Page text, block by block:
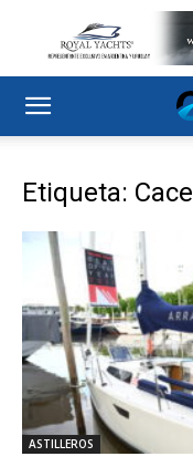
Etiqueta: Cacel
ASTILLEROS